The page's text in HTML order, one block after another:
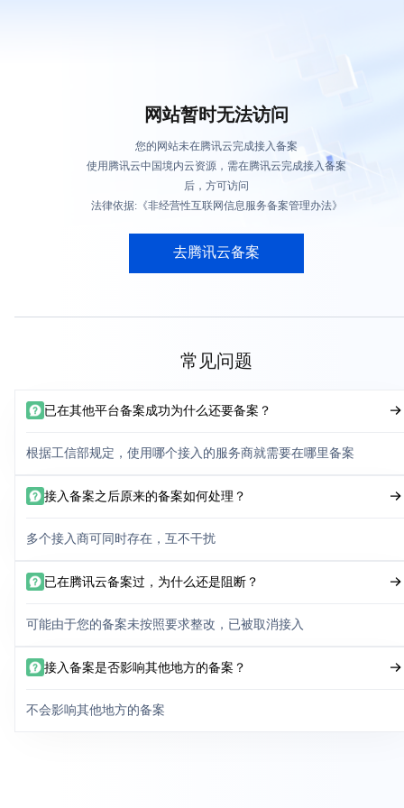
网站暂时无法访问
您的网站未在腾讯云完成接入备案
使用腾讯云中国境内云资源，需在腾讯云完成接入备案
后，方可访问
法律依据:《非经营性互联网信息服务备案管理办法》
去腾讯云备案
常见问题
已在其他平台备案成功为什么还要备案？
根据工信部规定，使用哪个接入的服务商就需要在哪里备案
接入备案之后原来的备案如何处理？
多个接入商可同时存在，互不干扰
已在腾讯云备案过，为什么还是阻断？
可能由于您的备案未按照要求整改，已被取消接入
接入备案是否影响其他地方的备案？
不会影响其他地方的备案